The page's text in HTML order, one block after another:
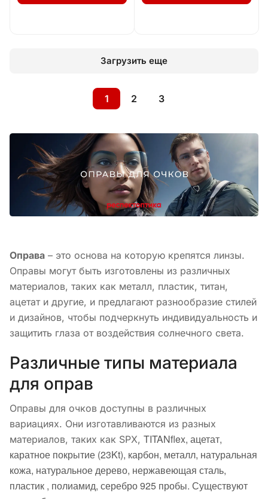
Загрузить еще
1 2 3
Оправа – это основа на которую крепятся линзы.
Оправы могут быть изготовлены из различных
материалов, таких как металл, пластик, титан,
ацетат и другие, и предлагают разнообразие стилей
и дизайнов, чтобы подчеркнуть индивидуальность и
защитить глаза от воздействия солнечного света.
Различные типы материала
для оправ
Оправы для очков доступны в различных
вариациях. Они изготавливаются из разных
материалов, таких как SPX, TITANflex, ацетат,
каратное покрытие (23Kt), карбон, металл, натуральная
кожа, натуральное дерево, нержавеющая сталь,
пластик , полиамид, серебро 925 пробы. Существуют